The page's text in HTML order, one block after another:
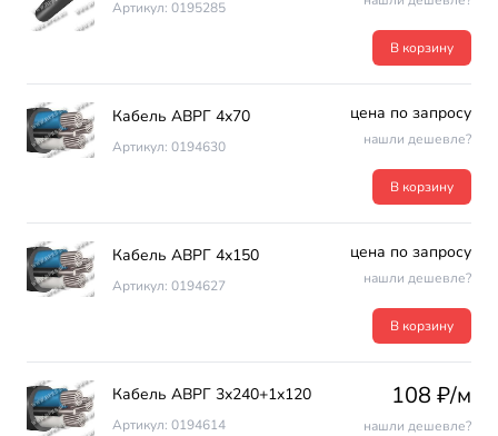
Артикул: 0195285
В корзину
Кабель АВРГ 4х70
Артикул: 0194630
цена по запросу
нашли дешевле?
В корзину
Кабель АВРГ 4х150
Артикул: 0194627
цена по запросу
нашли дешевле?
В корзину
Кабель АВРГ 3х240+1х120
Артикул: 0194614
108 ₽/м
нашли дешевле?